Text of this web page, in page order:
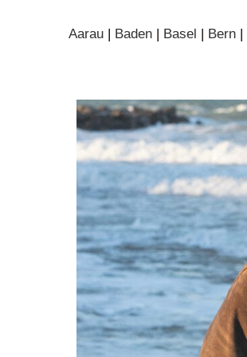
Aarau | Baden | Basel | Bern |